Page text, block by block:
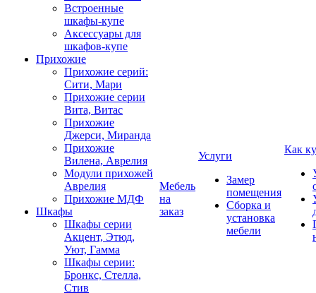
Встроенные
шкафы-купе
Аксессуары для
шкафов-купе
Прихожие
Прихожие серий:
Сити, Мари
Прихожие серии
Вита, Витас
Прихожие
Джерси, Миранда
Прихожие
Вилена, Аврелия
Модули прихожей
Аврелия
Прихожие МДФ
Шкафы
Шкафы серии
Акцент, Этюд,
Уют, Гамма
Шкафы серии:
Бронкс, Стелла,
Стив
Мебель
на
заказ
Услуги
Замер
помещения
Сборка и
установка
мебели
Как